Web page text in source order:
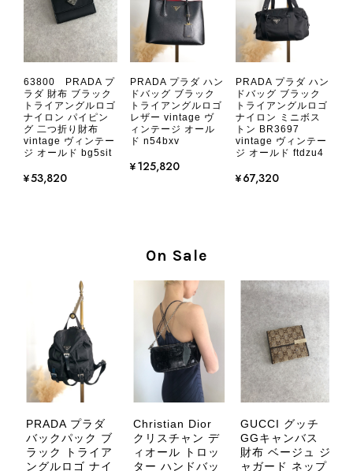
2026/08/05
とても気に入りました、目立たないシャネルのロゴがとてもいい
です
心いたしました。 また、商品からヴ
ィンテージならではの上品な魅力を感
じていただけたようで、スタッフ一同
大変励みになります！ ぜひこれから
末永くご愛用いただけましたら幸いで
す。 また気になる商品やご不明な点
などございましたら、いつでもお気軽
にご相談ください。 またご縁がござ
いましたら、ぜひよろしくお願いいた
します。 VintageShop solo
63800 PRADA プ
ラダ 財布 ブラック
トライアングルロゴ
ナイロン パイピン
グ 二つ折り財布
vintage ヴィンテー
ジ オールド bg5sit
¥53,820
PRADA プラダ ハン
ドバッグ ブラック
トライアングルロゴ
レザー vintage ヴ
ィンテージ オール
ド n54bxv
¥125,820
PRADA プラダ ハン
ドバッグ ブラック
トライアングルロゴ
ナイロン ミニボス
トン BR3697
vintage ヴィンテー
ジ オールド ftdzu4
¥67,320
On Sale
PRADA プラダ
バックパック ブ
ラック トライア
ングルロゴ ナイ
Christian Dior
クリスチャン デ
ィオール トロッ
ター ハンドバッ
GUCCI グッチ
GGキャンバス
財布 ベージュ ジ
ャガード ネップ